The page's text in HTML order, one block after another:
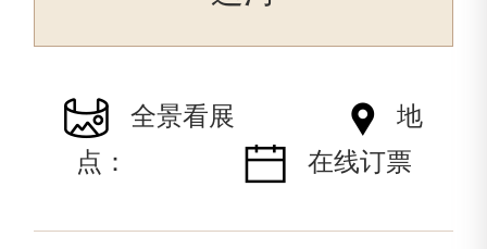
全景看展
地
点：
在线订票